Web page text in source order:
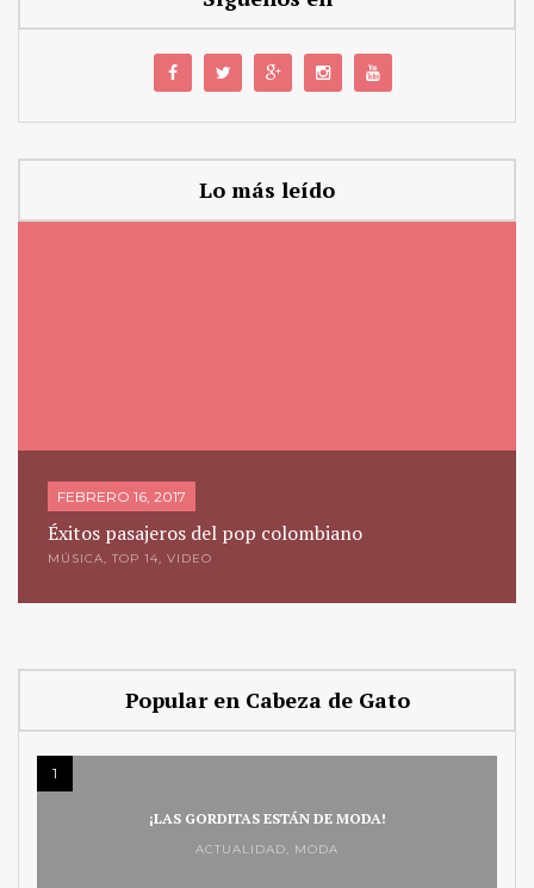
Lo más leído
FEBRERO 16, 2017
Éxitos pasajeros del pop colombiano
MÚSICA, TOP 14, VIDEO
Popular en Cabeza de Gato
1
¡LAS GORDITAS ESTÁN DE MODA!
ACTUALIDAD, MODA